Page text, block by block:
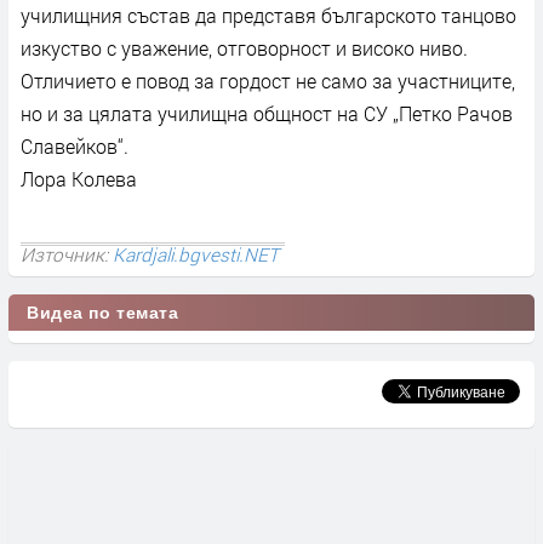
училищния състав да представя българското танцово
изкуство с уважение, отговорност и високо ниво.
Отличието е повод за гордост не само за участниците,
но и за цялата училищна общност на СУ „Петко Рачов
Славейков“.
Лора Колева
Източник:Kardjali.bgvesti.NET
Видеа по темата